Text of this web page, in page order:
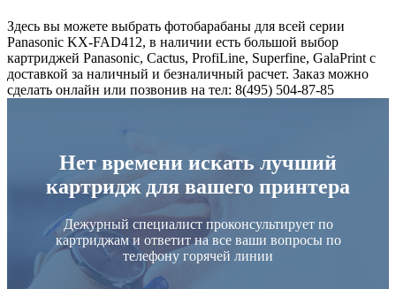
Здесь вы можете выбрать фотобарабаны для всей серии
Panasonic KX-FAD412, в наличии есть большой выбор
картриджей Panasonic, Cactus, ProfiLine, Superfine, GalaPrint с
доставкой за наличный и безналичный расчет. Заказ можно
сделать онлайн или позвонив на тел: 8(495) 504-87-85
Нет времени искать лучший
картридж для вашего принтера
Дежурный специалист проконсультирует по
картриджам и ответит на все ваши вопросы по
телефону горячей линии